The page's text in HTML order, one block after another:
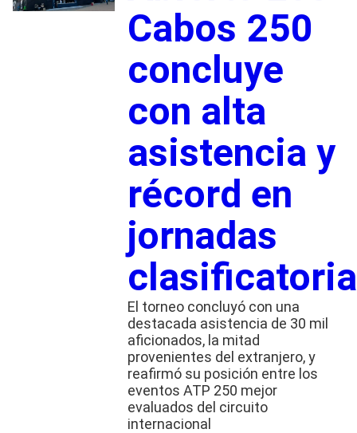
Cabos 250
concluye
con alta
asistencia y
récord en
jornadas
El torneo concluyó con una
destacada asistencia de 30 mil
aficionados, la mitad
provenientes del extranjero, y
reafirmó su posición entre los
eventos ATP 250 mejor
evaluados del circuito
internacional